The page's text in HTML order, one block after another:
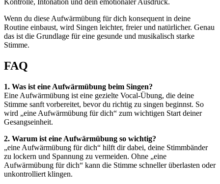
Kontrolle, Intonation und dein emotionaler Ausdruck.
Wenn du diese Aufwärmübung für dich konsequent in deine
Routine einbaust, wird Singen leichter, freier und natürlicher. Genau
das ist die Grundlage für eine gesunde und musikalisch starke
Stimme.
FAQ
1. Was ist eine Aufwärmübung beim Singen?
Eine Aufwärmübung ist eine gezielte Vocal-Übung, die deine
Stimme sanft vorbereitet, bevor du richtig zu singen beginnst. So
wird „eine Aufwärmübung für dich“ zum wichtigen Start deiner
Gesangseinheit.
2. Warum ist eine Aufwärmübung so wichtig?
„eine Aufwärmübung für dich“ hilft dir dabei, deine Stimmbänder
zu lockern und Spannung zu vermeiden. Ohne „eine
Aufwärmübung für dich“ kann die Stimme schneller überlasten oder
unkontrolliert klingen.